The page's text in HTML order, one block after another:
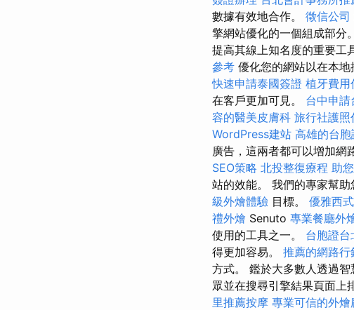
數據有效地合作。 徵信公司
擎網站優化的一個組成部分
提高其線上知名度的重要工
參考 優化您的網站以在本地
快速申請泰國簽證 植牙費用
在客戶更加可見。 台中申請
容的醫美皮膚科 旅行社護照
WordPress建站 高雄的台
廣告，這兩者都可以增加
SEO策略 北投整復療程 助
站的效能。 我們的專家幫
級外燴體驗 目標。 優雅西
禮外燴 Senuto 專業餐廳外
使用的工具之一。 台胞證台
得更加容易。 推薦的網路行
方式。 鑑於大多數人透過
眾並在搜尋引擎結果頁面
里推薦按摩 專業可信的外燴